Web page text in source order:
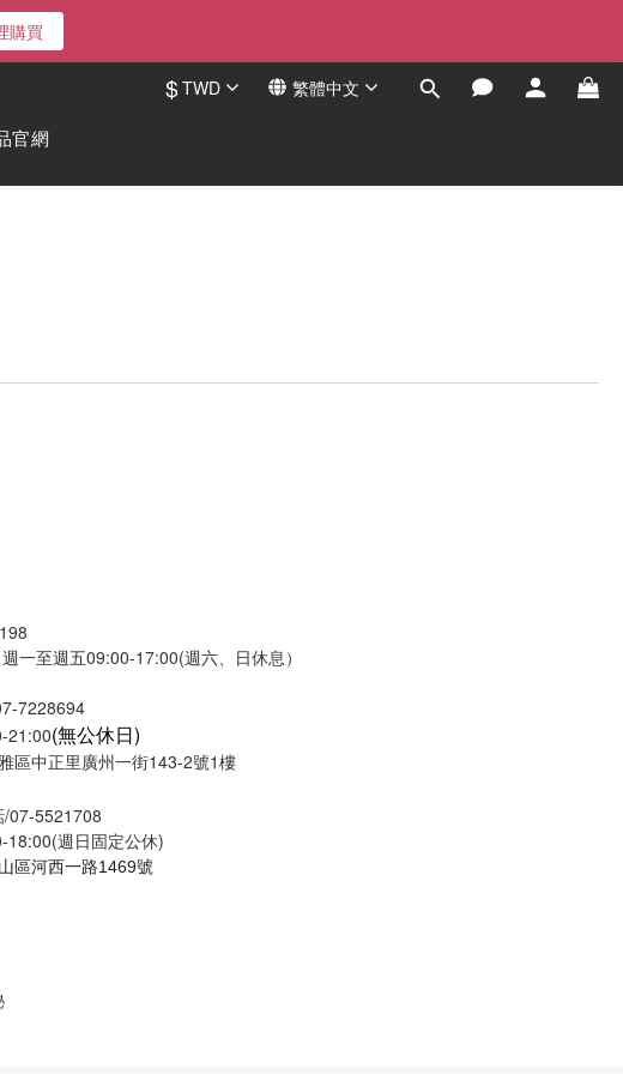
購買
$TWD 繁體中文
官網
一至週五09:00-17:00(週六、日休息）
7228694
21:00(無公休日)
區中正里廣州一街143-2號1樓
/07-5521708
18:00(週日固定公休)
區河西一路1469號